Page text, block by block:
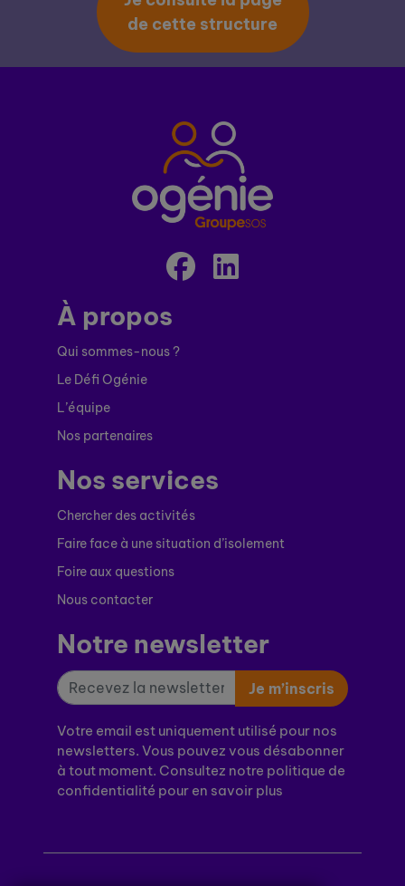
de cette structure
À propos
Qui sommes-nous ?
Le Défi Ogénie
L’équipe
Nos partenaires
Nos services
Chercher des activités
Faire face à une situation d’isolement
Foire aux questions
Nous contacter
Notre newsletter
Je m’inscris
Votre email est uniquement utilisé pour nos
newsletters. Vous pouvez vous désabonner
à tout moment. Consultez notre politique de
confidentialité pour en savoir plus